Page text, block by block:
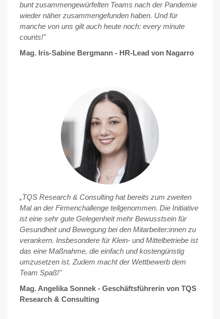
bunt zusammengewürfelten Teams nach der Pandemie
wieder näher zusammengefunden haben. Und für
manche von uns gilt auch heute noch: every minute
counts!"
Mag. Iris-Sabine Bergmann - HR-Lead von Nagarro
„TQS Research & Consulting hat bereits zum zweiten
Mal an der Firmenchallenge teilgenommen. Die Initiative
ist eine sehr gute Gelegenheit mehr Bewusstsein für
Gesundheit und Bewegung bei den Mitarbeiter:innen zu
verankern. Insbesondere für Klein- und Mittelbetriebe ist
das eine Maßnahme, die einfach und kostengünstig
umzusetzen ist. Zudem macht der Wettbewerb dem
Team Spaß!"
Mag. Angelika Sonnek - Geschäftsführerin von TQS
Research & Consulting